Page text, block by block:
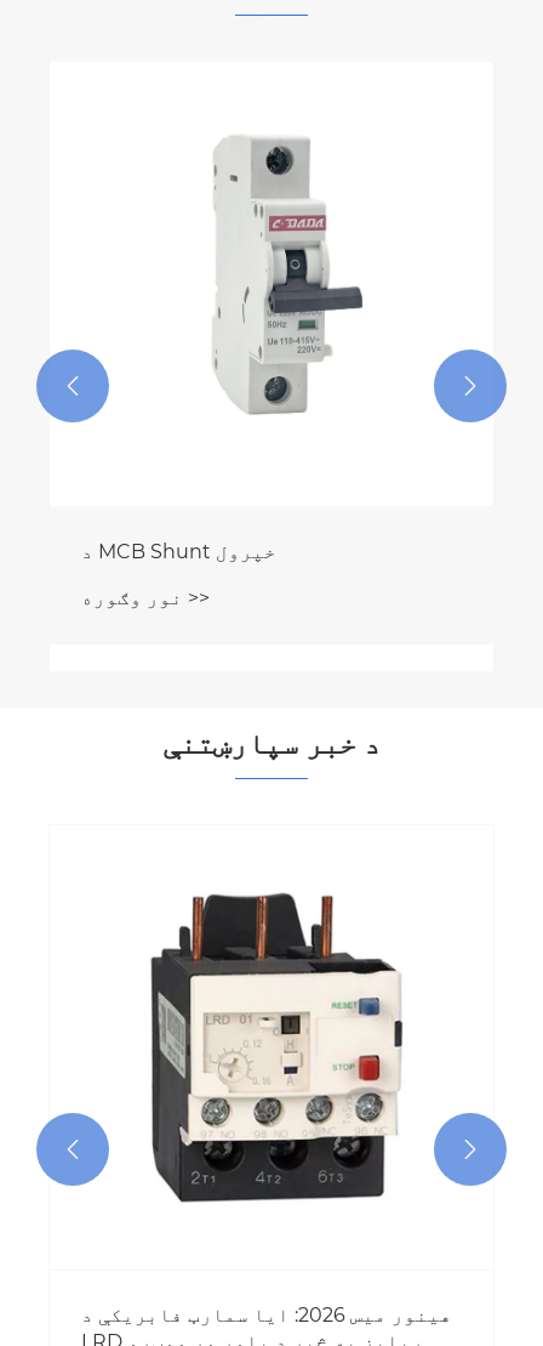
د MCB Shunt خپرول
نور وګوره >>
 
د خبر سپارښتنې
هینور میس 2026: ایا سمارټ فابریکې د
 